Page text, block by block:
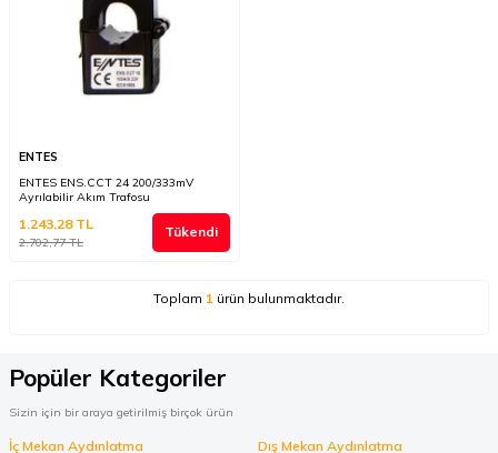
ENTES
ENTES ENS.CCT 24 200/333mV
Ayrılabilir Akım Trafosu
2.702,77TL
1.243,28TL Tükendi
Toplam 1 ürün bulunmaktadır.
Popüler Kategoriler
Sizin için bir araya getirilmiş birçok ürün
İç Mekan Aydınlatma Dış Mekan Aydınlatma